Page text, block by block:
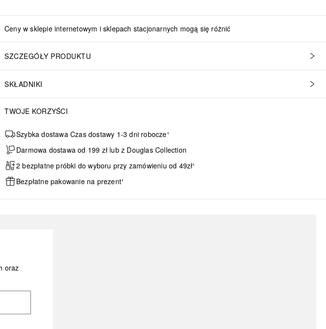
Ceny w sklepie internetowym i sklepach stacjonarnych mogą się różnić
SZCZEGÓŁY PRODUKTU
SKŁADNIKI
TWOJE KORZYŚCI
Szybka dostawa Czas dostawy 1-3 dni robocze¹
Darmowa dostawa od 199 zł lub z Douglas Collection
2 bezpłatne próbki do wyboru przy zamówieniu od 49zł¹
Bezpłatne pakowanie na prezent¹
oraz